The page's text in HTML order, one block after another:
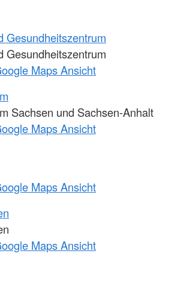
Gesundheitszentrum
Gesundheitszentrum
Maps Ansicht
Sachsen und Sachsen-Anhalt
Maps Ansicht
Maps Ansicht
Maps Ansicht